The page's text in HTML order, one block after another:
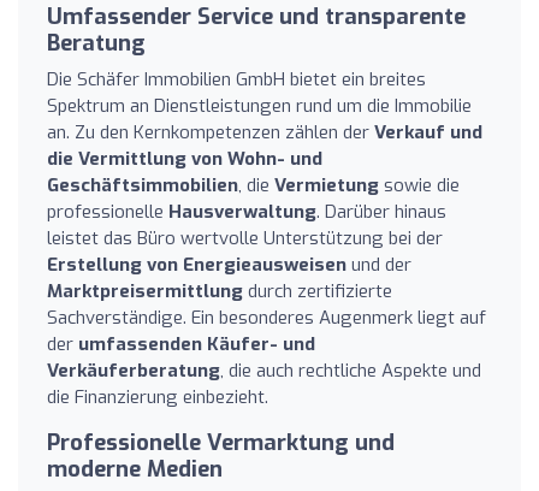
Umfassender Service und transparente
Beratung
Die Schäfer Immobilien GmbH bietet ein breites
Spektrum an Dienstleistungen rund um die Immobilie
an. Zu den Kernkompetenzen zählen der Verkauf und
die Vermittlung von Wohn- und
Geschäftsimmobilien, die Vermietung sowie die
professionelle Hausverwaltung. Darüber hinaus
leistet das Büro wertvolle Unterstützung bei der
Erstellung von Energieausweisen und der
Marktpreisermittlung durch zertifizierte
Sachverständige. Ein besonderes Augenmerk liegt auf
der umfassenden Käufer- und
Verkäuferberatung, die auch rechtliche Aspekte und
die Finanzierung einbezieht.
Professionelle Vermarktung und
moderne Medien